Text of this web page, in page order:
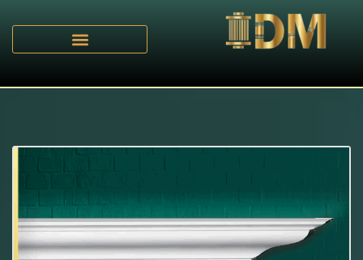
الرئيسية/ كتالوج كرانيش ليد ساده - A / كرانيش ليد ساده IDM-A020L